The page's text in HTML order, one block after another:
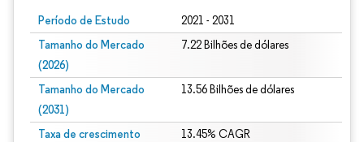
Período de Estudo 2021 - 2031
Tamanho do Mercado
(2026)
7.22 Bilhões de dólares
Tamanho do Mercado
(2031)
13.56 Bilhões de dólares
Taxa de crescimento
13.45% CAGR